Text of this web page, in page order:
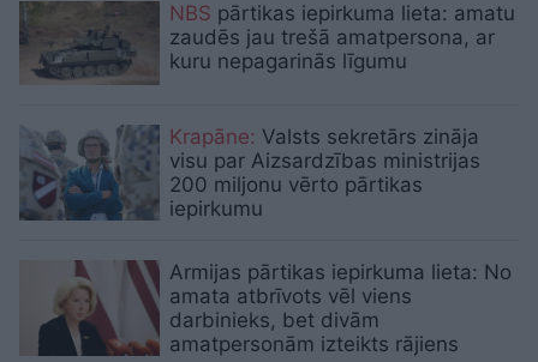
NBS pārtikas iepirkuma lieta: amatu
zaudēs jau trešā amatpersona, ar
kuru nepagarinās līgumu
Krapāne: Valsts sekretārs zināja
visu par Aizsardzības ministrijas
200 miljonu vērto pārtikas
iepirkumu
Armijas pārtikas iepirkuma lieta: No
amata atbrīvots vēl viens
darbinieks, bet divām
amatpersonām izteikts rājiens